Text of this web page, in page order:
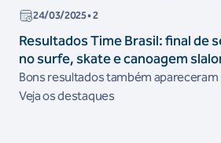
24/03/2025• 2
Resultados Time Brasil: final de
no surfe, skate e canoagem
Bons resultados também apareceram
Veja os destaques